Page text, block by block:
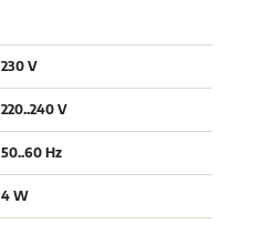
230 V
220..240 V
50..60 Hz
4 W